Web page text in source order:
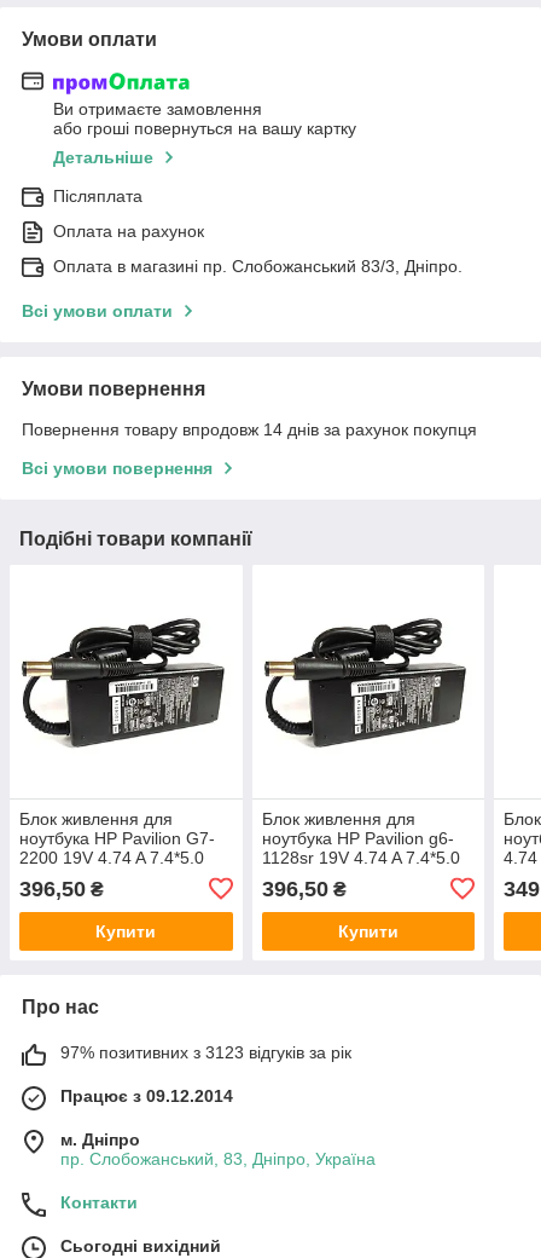
Умови оплати
Ви отримаєте замовлення
або гроші повернуться на вашу картку
Детальніше
Післяплата
Оплата на рахунок
Оплата в магазині пр. Слобожанський 83/3, Дніпро.
Всі умови оплати
Умови повернення
Повернення товару впродовж 14 днів за рахунок покупця
Всі умови повернення
Подібні товари компанії
Блок живлення для
ноутбука HP Pavilion G7-
2200 19V 4.74 A 7.4*5.0
396,50 ₴
Купити
Блок живлення для
ноутбука HP Pavilion g6-
1128sr 19V 4.74 A 7.4*5.0
396,50₴
Купити
4.74
Про нас
97% позитивних з 3123 відгуків за рік
Працює з 09.12.2014
м. Дніпро
пр. Слобожанський, 83, Дніпро, Україна
Контакти
Сьогодні вихідний